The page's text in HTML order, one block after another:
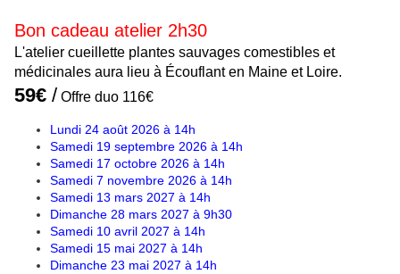
Bon cadeau atelier 2h30
L'atelier cueillette plantes sauvages comestibles et
médicinales aura lieu à Écouflant en Maine et Loire.
59€ / Offre duo 116€
Lundi 24 août 2026 à 14h
Samedi 19 septembre 2026 à 14h
Samedi 17 octobre 2026 à 14h
Samedi 7 novembre 2026 à 14h
Samedi 13 mars 2027 à 14h
Dimanche 28 mars 2027 à 9h30
Samedi 10 avril 2027 à 14h
Samedi 15 mai 2027 à 14h
Dimanche 23 mai 2027 à 14h